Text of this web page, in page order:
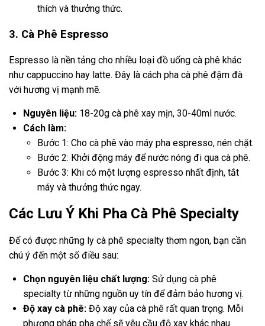
thích và thưởng thức.
3. Cà Phê Espresso
Espresso là nền tảng cho nhiều loại đồ uống cà phê khác
như cappuccino hay latte. Đây là cách pha cà phê đậm đà
với hương vị mạnh mẽ.
Nguyên liệu: 18-20g cà phê xay mịn, 30-40ml nước.
Cách làm:
Bước 1: Cho cà phê vào máy pha espresso, nén chặt.
Bước 2: Khởi động máy để nước nóng đi qua cà phê.
Bước 3: Khi có một lượng espresso nhất định, tắt
máy và thưởng thức ngay.
Các Lưu Ý Khi Pha Cà Phê Specialty
Để có được những ly cà phê specialty thơm ngon, bạn cần
chú ý đến một số điều sau:
Chọn nguyên liệu chất lượng: Sử dụng cà phê
specialty từ những nguồn uy tín để đảm bảo hương vị.
Độ xay cà phê: Độ xay của cà phê rất quan trọng. Mỗi
phương pháp pha chế sẽ yêu cầu độ xay khác nhau.